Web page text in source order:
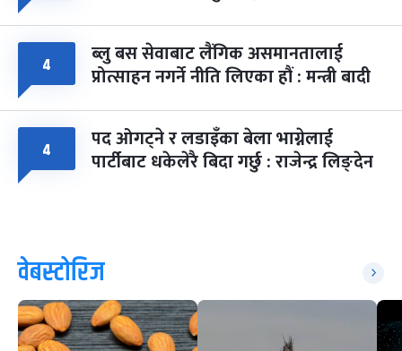
४ ब्लु बस सेवाबाट लैंगिक असमानतालाई
प्रोत्साहन नगर्ने नीति लिएका हौं : मन्त्री बादी
४ पद ओगट्ने र लडाइँका बेला भाग्नेलाई
पार्टीबाट धकेलेरै बिदा गर्छु : राजेन्द्र लिङ्देन
वेबस्टोरिज